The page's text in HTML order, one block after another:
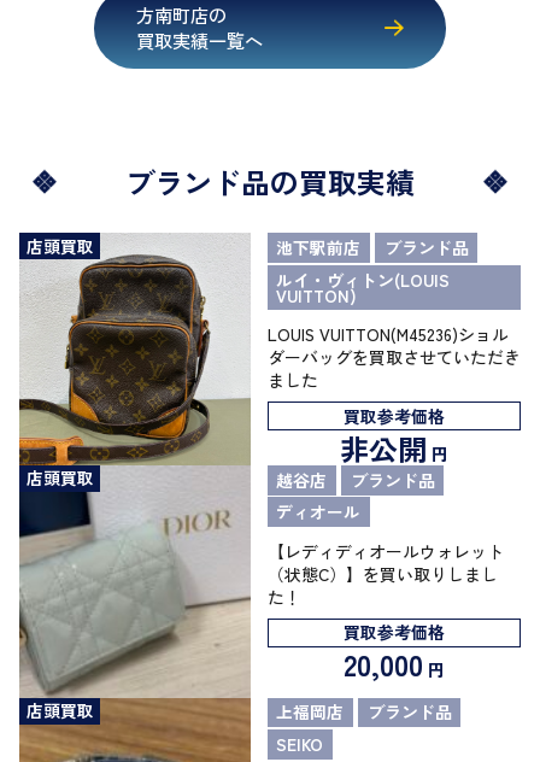
方南町店の
買取実績一覧へ
ブランド品の買取実績
店頭買取 池下駅前店
ブランド品
ルイ・ヴィトン(LOUIS
VUITTON)
LOUIS VUITTON(M45236)ショル
ダーバッグを買取させていただき
ました
買取参考価格
非公開 円
店頭買取
越谷店
ブランド品
ディオール
【レディディオールウォレット
（状態C）】を買い取りしまし
た！
買取参考価格
20,000 円
店頭買取
上福岡店
ブランド品
SEIKO